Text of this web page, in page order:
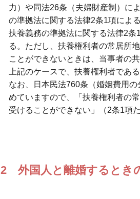
力）や同法26条（夫婦財産制）に
の準拠法に関する法律2条1項によ
扶養義務の準拠法に関する法律2
る。ただし、扶養権利者の常居所
ことができないときは、当事者の
上記のケースで、扶養権利者であ
なお、日本民法760条（婚姻費用
めていますので、「扶養権利者の
受けることができない」（2条1項
2 外国人と離婚するとき